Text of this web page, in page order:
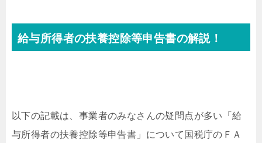
給与所得者の扶養控除等申告書の解説！
以下の記載は、事業者のみなさんの疑問点が多い「給
与所得者の扶養控除等申告書」について国税庁のＦＡ